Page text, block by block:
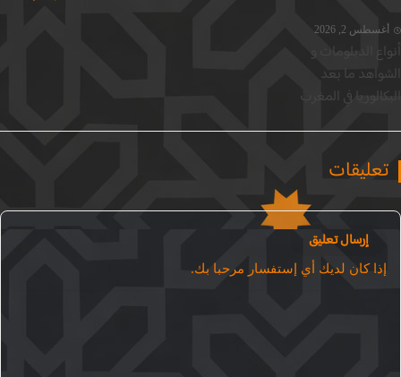
2, 2026
الدبلومات و
ما بعد
في المغرب
إرسال تعليق
كان لديك أي إستفسار مرحبا بك.